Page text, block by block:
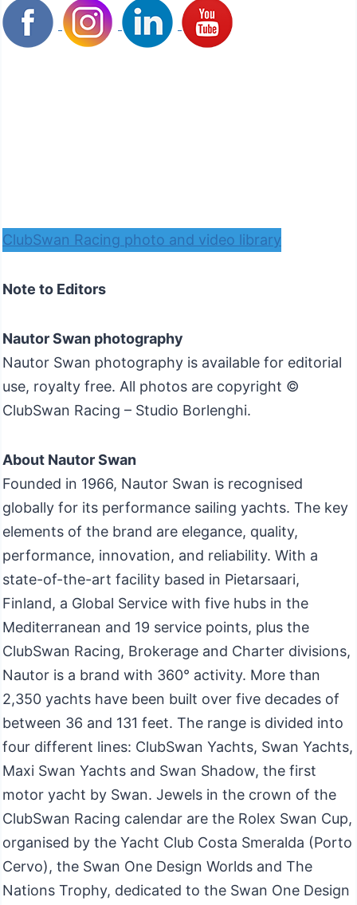
ClubSwan Racing photo and video library
Note to Editors
Nautor Swan photography
Nautor Swan photography is available for editorial
use, royalty free. All photos are copyright ©
ClubSwan Racing – Studio Borlenghi.
About Nautor Swan
Founded in 1966, Nautor Swan is recognised
globally for its performance sailing yachts. The key
elements of the brand are elegance, quality,
performance, innovation, and reliability. With a
state-of-the-art facility based in Pietarsaari,
Finland, a Global Service with five hubs in the
Mediterranean and 19 service points, plus the
ClubSwan Racing, Brokerage and Charter divisions,
Nautor is a brand with 360° activity. More than
2,350 yachts have been built over five decades of
between 36 and 131 feet. The range is divided into
four different lines: ClubSwan Yachts, Swan Yachts,
Maxi Swan Yachts and Swan Shadow, the first
motor yacht by Swan. Jewels in the crown of the
ClubSwan Racing calendar are the Rolex Swan Cup,
organised by the Yacht Club Costa Smeralda (Porto
Cervo), the Swan One Design Worlds and The
Nations Trophy, dedicated to the Swan One Design